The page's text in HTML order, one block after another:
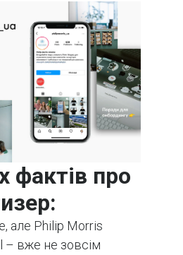
фактів про
але Philip Morris
– вже не зовсім